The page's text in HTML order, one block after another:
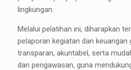
lingkungan.
Melalui pelatihan ini, diharapkan
pelaporan kegiatan dan keuangan
transparan, akuntabel, serta
dan pengawasan, guna